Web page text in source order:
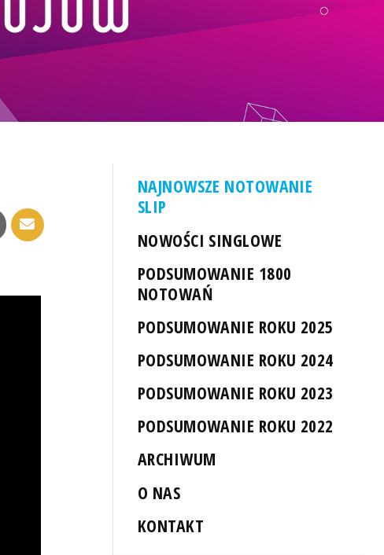
NAJNOWSZE NOTOWANIE
SLIP
NOWOŚCI SINGLOWE
PODSUMOWANIE 1800
NOTOWAŃ
PODSUMOWANIE ROKU 2025
PODSUMOWANIE ROKU 2024
PODSUMOWANIE ROKU 2023
PODSUMOWANIE ROKU 2022
ARCHIWUM
O NAS
KONTAKT